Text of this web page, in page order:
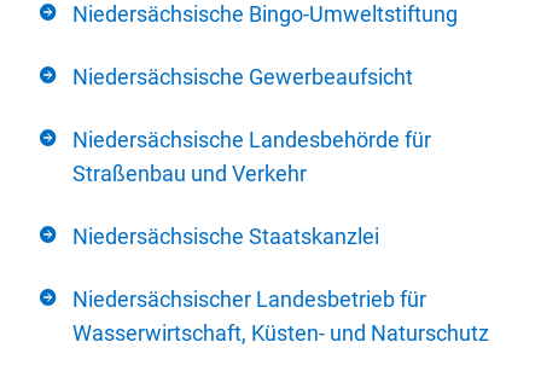
Niedersächsische Bingo-Umweltstiftung
Niedersächsische Gewerbeaufsicht
Niedersächsische Landesbehörde für
Straßenbau und Verkehr
Niedersächsische Staatskanzlei
Niedersächsischer Landesbetrieb für
Wasserwirtschaft, Küsten- und Naturschutz